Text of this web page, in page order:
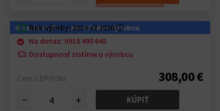
4. variant: Pneu zo skladov výrobcu
Rok výroby:2024 až 2026ⓘ
Na dotaz: 0918 490 645
Dostupnosť zistíme u výrobcu
Cena s DPH/1ks 308,00 €
− + KÚPIŤ